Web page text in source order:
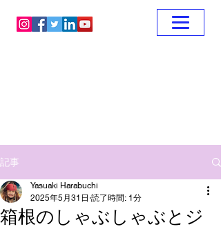
記事
箱根のしゃぶしゃぶとジ
Yasuaki Harabuchi
2025年5月31日 読了時間: 1分